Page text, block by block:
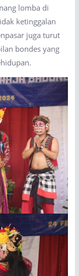
lomba di
ketinggalan
juga turut
bondes yang